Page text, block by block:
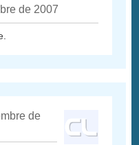
de 2007
de